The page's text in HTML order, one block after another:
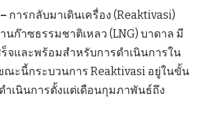
การกลับมาเดินเครื่อง (Reaktivasi)
นก๊าซธรรมชาติเหลว (LNG) บาดาล มี
ร็จและพร้อมสำหรับการดำเนินการใน
ณะนี้กระบวนการ Reaktivasi อยู่ในขั้น
ำเนินการตั้งแต่เดือนกุมภาพันธ์ถึง